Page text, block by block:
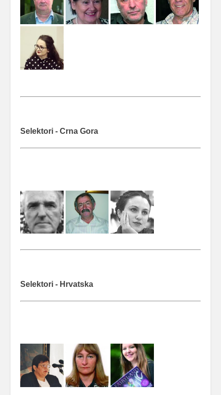
Selektori - Crna Gora
Selektori - Hrvatska